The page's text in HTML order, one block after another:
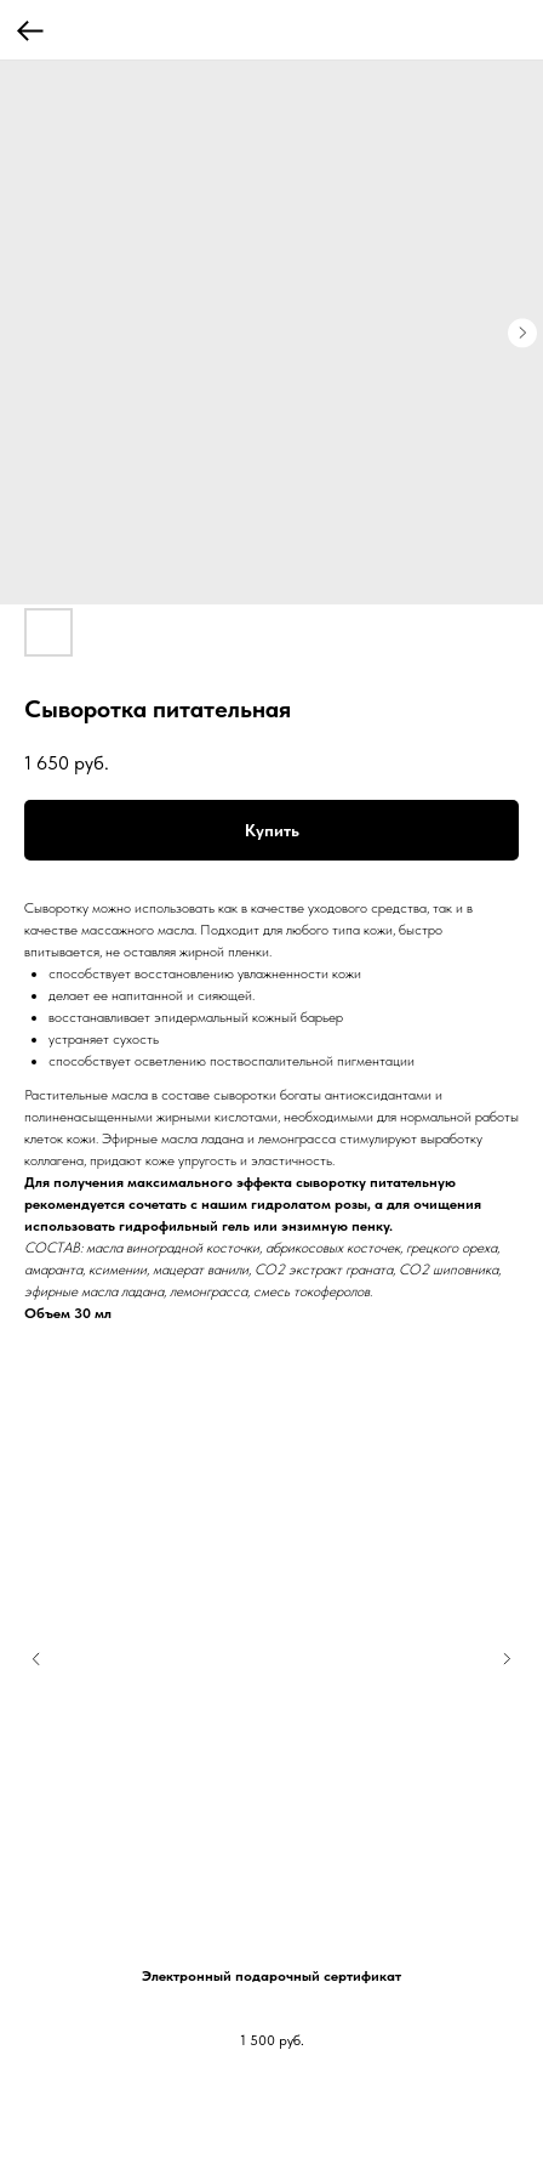
Сыворотка питательная
1 650 руб.
Купить
Сыворотку можно использовать как в качестве уходового средства, так и в
качестве массажного масла. Подходит для любого типа кожи, быстро
впитывается, не оставляя жирной пленки.
способствует восстановлению увлажненности кожи
делает ее напитанной и сияющей.
восстанавливает эпидермальный кожный барьер
устраняет сухость
способствует осветлению поствоспалительной пигментации
Растительные масла в составе сыворотки богаты антиоксидантами и
полиненасыщенными жирными кислотами, необходимыми для нормальной работы
клеток кожи. Эфирные масла ладана и лемонграсса стимулируют выработку
коллагена, придают коже упругость и эластичность.
Для получения максимального эффекта сыворотку питательную
рекомендуется сочетать с нашим гидролатом розы, а для очищения
использовать гидрофильный гель или энзимную пенку.
СОСТАВ: масла виноградной косточки, абрикосовых косточек, грецкого ореха,
амаранта, ксимении, мацерат ванили, СО2 экстракт граната, СО2 шиповника,
эфирные масла ладана, лемонграсса, смесь токоферолов.
Объем 30 мл
Электронный подарочный сертификат
1 500 руб.